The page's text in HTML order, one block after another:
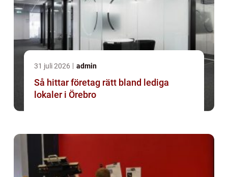
31 juli 2026 admin
Så hittar företag rätt bland lediga
lokaler i Örebro